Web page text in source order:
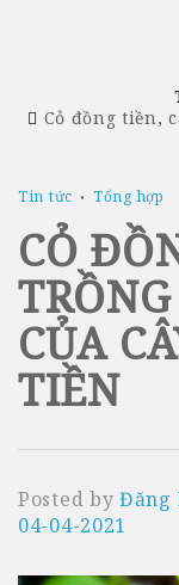
Cỏ đồng tiền,
Tin tức Tổng hợp
CỎ
CỦA
TIỀN
Posted by Đăng
04-04-2021